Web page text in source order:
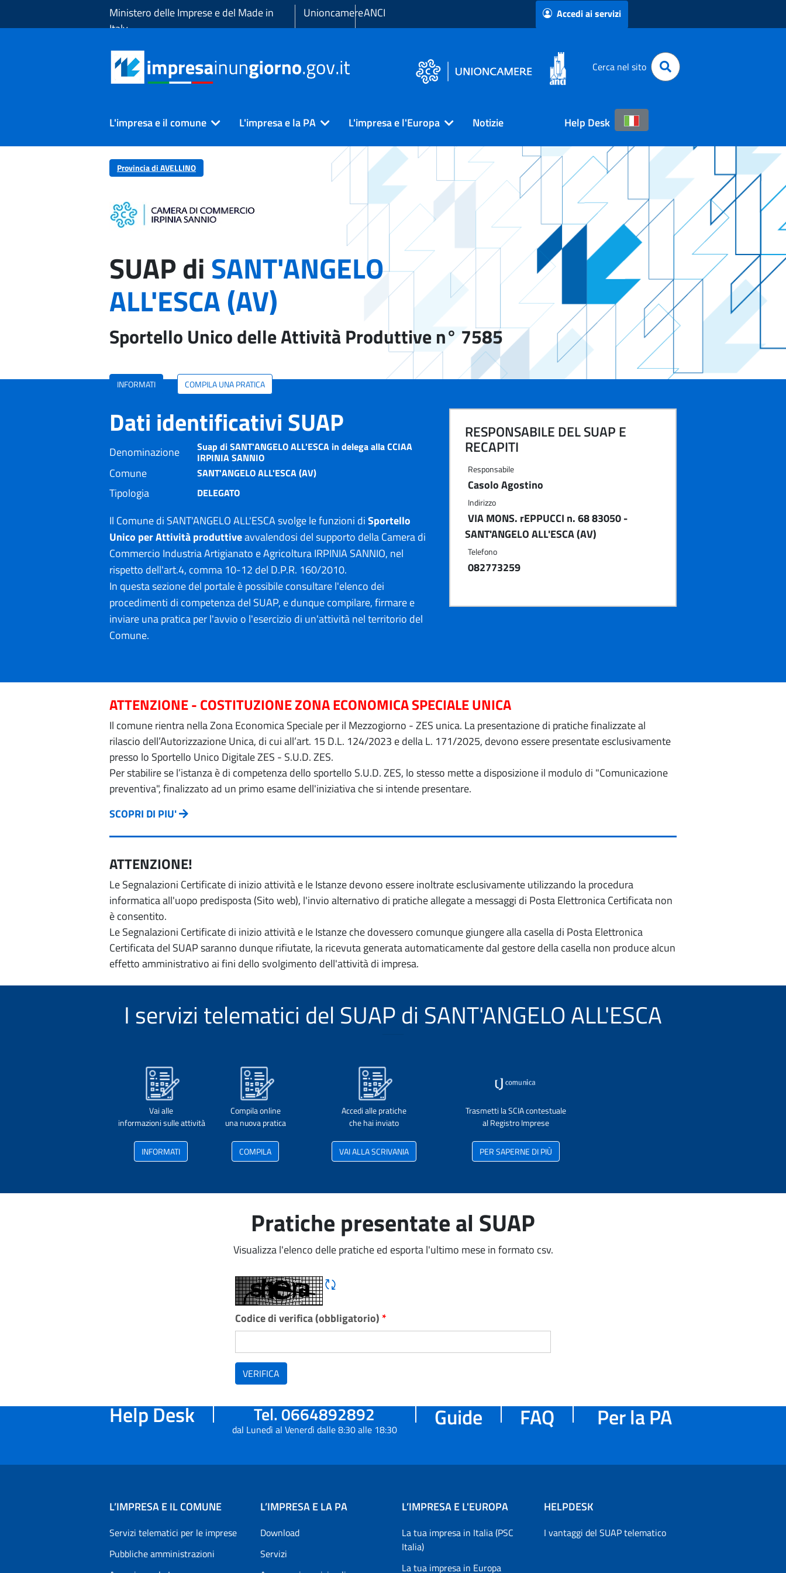
Ministero delle Imprese e del Made in
Italy
UnioncamereANCI Accedi ai servizi
Cerca nel sito
L'impresa e il comune L'impresa e la PA L'impresa e l'Europa Notizie Help Desk
Provincia di AVELLINO
SUAP diSANT'ANGELO
ALL'ESCA (AV)
Sportello Unico delle Attività Produttive n° 7585
INFORMATI COMPILA UNA PRATICA
Dati identificativi SUAP
Denominazione Suap di SANT'ANGELO ALL'ESCA in delega alla CCIAA
IRPINIA SANNIO
Comune SANT'ANGELO ALL'ESCA (AV)
Tipologia DELEGATO
Il Comune di SANT'ANGELO ALL'ESCA svolge le funzioni diSportello
Unico per Attività produttiveavvalendosi del supporto della Camera di
Commercio Industria Artigianato e Agricoltura IRPINIA SANNIO, nel
rispetto dell'art.4, comma 10-12 del D.P.R. 160/2010.
In questa sezione del portale è possibile consultare l'elenco dei
procedimenti di competenza del SUAP, e dunque compilare, firmare e
inviare una pratica per l'avvio o l'esercizio di un'attività nel territorio del
Comune.
RESPONSABILE DEL SUAP E
RECAPITI
Responsabile
Casolo Agostino
Indirizzo
VIA MONS. rEPPUCCI n. 68 83050 -
SANT'ANGELO ALL'ESCA (AV)
Telefono
082773259
ATTENZIONE - COSTITUZIONE ZONA ECONOMICA SPECIALE UNICA
Il comune rientra nella Zona Economica Speciale per il Mezzogiorno - ZES unica. La presentazione di pratiche finalizzate al
rilascio dell’Autorizzazione Unica, di cui all’art. 15 D.L. 124/2023 e della L. 171/2025, devono essere presentate esclusivamente
presso lo Sportello Unico Digitale ZES - S.U.D. ZES.
Per stabilire se l’istanza è di competenza dello sportello S.U.D. ZES, lo stesso mette a disposizione il modulo di "Comunicazione
preventiva", finalizzato ad un primo esame dell'iniziativa che si intende presentare.
SCOPRI DI PIU'
ATTENZIONE!
Le Segnalazioni Certificate di inizio attività e le Istanze devono essere inoltrate esclusivamente utilizzando la procedura
informatica all'uopo predisposta (Sito web), l'invio alternativo di pratiche allegate a messaggi di Posta Elettronica Certificata non
è consentito.
Le Segnalazioni Certificate di inizio attività e le Istanze che dovessero comunque giungere alla casella di Posta Elettronica
Certificata del SUAP saranno dunque rifiutate, la ricevuta generata automaticamente dal gestore della casella non produce alcun
effetto amministrativo ai fini dello svolgimento dell'attività di impresa.
I servizi telematici del SUAP di SANT'ANGELO ALL'ESCA
Vai alle
informazioni sulle attività
INFORMATI
Compila online
una nuova pratica
COMPILA
Accedi alle pratiche
che hai inviato
VAI ALLA SCRIVANIA
Trasmetti la SCIA contestuale
al Registro Imprese
PER SAPERNE DI PIÙ
Pratiche presentate al SUAP
Visualizza l'elenco delle pratiche ed esporta l'ultimo mese in formato csv.
Rigene CAPTCHA
Codice di verifica (obbligatorio) *
VERIFICA
Help Desk Tel. 0664892892
dal Lunedì al Venerdì dalle 8:30 alle 18:30 Guide FAQ Per la PA
L’IMPRESA E IL COMUNE
Servizi telematici per le imprese
Pubbliche amministrazioni
L’IMPRESA E LA PA
Download
Servizi
L’IMPRESA E L'EUROPA
La tua impresa in Italia (PSC
Italia)
La tua impresa in Europa
HELPDESK
I vantaggi del SUAP telematico